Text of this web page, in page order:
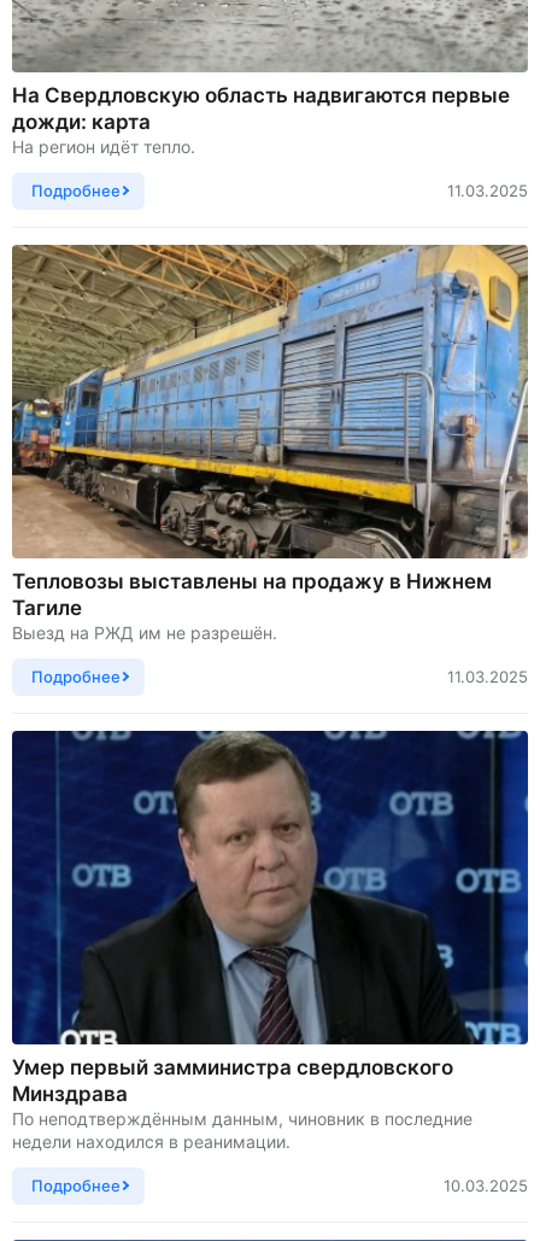
На Свердловскую область надвигаются первые
дожди: карта
На регион идёт тепло.
Подробнее 11.03.2025
Тепловозы выставлены на продажу в Нижнем
Тагиле
Выезд на РЖД им не разрешён.
Подробнее 11.03.2025
Умер первый замминистра свердловского
Минздрава
По неподтверждённым данным, чиновник в последние
недели находился в реанимации.
Подробнее 10.03.2025